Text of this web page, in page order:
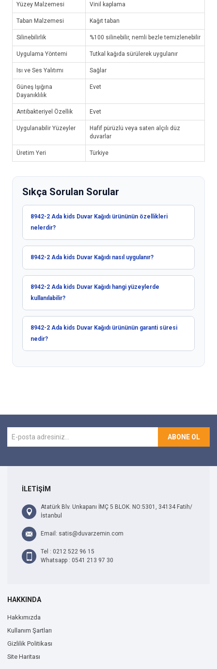
Yüzey Malzemesi Vinil kaplama
Taban Malzemesi Kağıt taban
Silinebilirlik %100 silinebilir, nemli bezle temizlenebilir
Uygulama Yöntemi Tutkal kağıda sürülerek uygulanır
Isı ve Ses Yalıtımı Sağlar
Güneş Işığına
Dayanıklılık
Evet
Antibakteriyel Özellik Evet
Uygulanabilir Yüzeyler
Hafif pürüzlü veya saten alçılı düz
duvarlar
Üretim Yeri Türkiye
Sıkça Sorulan Sorular
8942-2 Ada kids Duvar Kağıdı ürününün özellikleri
nelerdir?
8942-2 Ada kids Duvar Kağıdı nasıl uygulanır?
8942-2 Ada kids Duvar Kağıdı hangi yüzeylerde
kullanılabilir?
8942-2 Ada kids Duvar Kağıdı ürününün garanti süresi
nedir?
ABONE OL
İLETİŞİM
Atatürk Blv. Unkapanı İMÇ 5 BLOK. NO:5301, 34134 Fatih/
İstanbul
Email: satis@duvarzemin.com
Tel : 0212 522 96 15
Whatsapp : 0541 213 97 30
HAKKINDA
Hakkımızda
Kullanım Şartları
Gizlilik Politikası
Site Haritası